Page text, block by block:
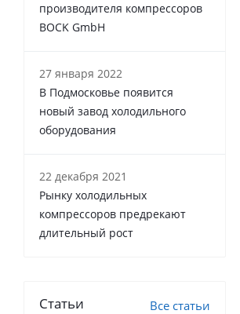
производителя компрессоров
BOCK GmbH
27 января 2022
В Подмосковье появится
новый завод холодильного
оборудования
22 декабря 2021
Рынку холодильных
компрессоров предрекают
длительный рост
Статьи Все статьи